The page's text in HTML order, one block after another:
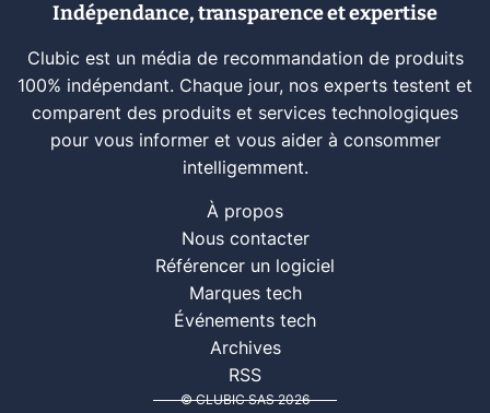
Indépendance, transparence et expertise
Clubic est un média de recommandation de produits
100% indépendant. Chaque jour, nos experts testent et
comparent des produits et services technologiques
pour vous informer et vous aider à consommer
intelligemment.
À propos
Nous contacter
Référencer un logiciel
Marques tech
Événements tech
Archives
RSS
© CLUBIC SAS 2026